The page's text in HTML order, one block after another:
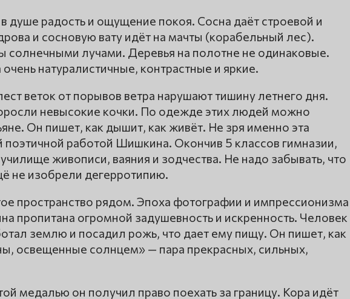
душе радость и ощущение покоя. Сосна даёт строевой и
и сосновую вату идёт на мачты (корабельный лес).
солнечными лучами. Деревья на полотне не одинаковые.
натуралистичные, контрастные и яркие.
веток от порывов ветра нарушают тишину летнего дня.
невысокие кочки. По одежде этих людей можно
Он пишет, как дышит, как живёт. Не зря именно эта
поэтичной работой Шишкина. Окончив 5 классов гимназии,
живописи, ваяния и зодчества. Не надо забывать, что
не изобрели дегерротипию.
пространство рядом. Эпоха фотографии и импрессионизма
пропитана огромной задушевность и искренность. Человек
землю и посадил рожь, что дает ему пищу. Он пишет, как
освещенные солнцем» — пара прекрасных, сильных,
медалью он получил право поехать за границу. Кора идёт